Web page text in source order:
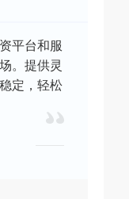
平台和服
。提供灵
定，轻松